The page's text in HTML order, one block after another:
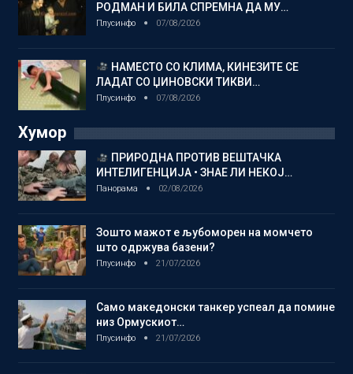
РОДМАН И БИЛА СПРЕМНА ДА МУ…
Плусинфо 07/08/2026
НАМЕСТО СО КЛИМА, КИНЕЗИТЕ СЕ
ЛАДАТ СО ЏИНОВСКИ ТИКВИ…
Плусинфо 07/08/2026
Хумор
ПРИРОДНА ПРОТИВ ВЕШТАЧКА
ИНТЕЛИГЕНЦИЈА • ЗНАЕ ЛИ НЕКОЈ…
Панорама 02/08/2026
Зошто мажот е љубоморен на момчето
што одржува базени?
Плусинфо 21/07/2026
Само македонски танкер успеал да помине
низ Ормускиот…
Плусинфо 21/07/2026